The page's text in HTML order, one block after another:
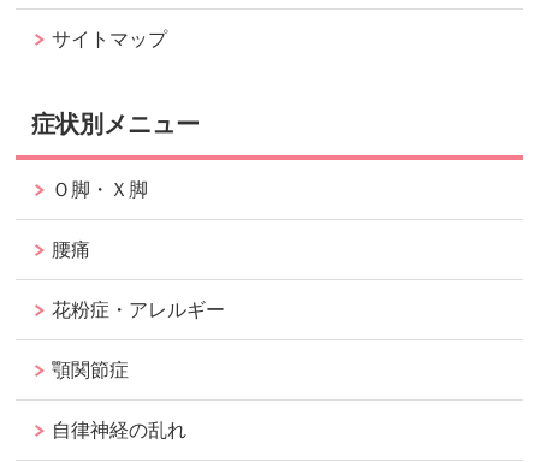
サイトマップ
症状別メニュー
Ｏ脚・Ｘ脚
腰痛
花粉症・アレルギー
顎関節症
自律神経の乱れ